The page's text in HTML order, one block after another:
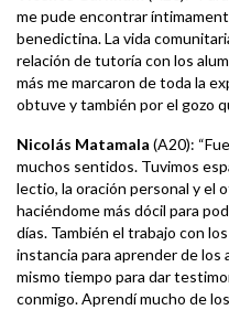
me pude encontrar
benedictina. La vida
relación de tutoría con los
más me marcaron de toda la
obtuve y también por el gozo
Nicolás Matamala (A20):
muchos sentidos. Tuvimos
lectio, la oración personal y el
haciéndome más dócil para
días. También el trabajo con
instancia para aprender de los
mismo tiempo para dar
conmigo. Aprendí mucho de